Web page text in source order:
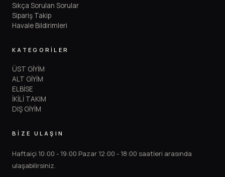
Sıkça Sorulan Sorular
Sipariş Takip
Havale Bildirimleri
KATEGORİLER
ÜST GİYİM
ALT GİYİM
ELBİSE
İKİLİ TAKIM
DIŞ GİYİM
BİZE ULAŞIN
Haftaiçi 10:00 - 19:00 Pazar 12:00 - 18:00 saatleri arasında
ulaşabilirsiniz.